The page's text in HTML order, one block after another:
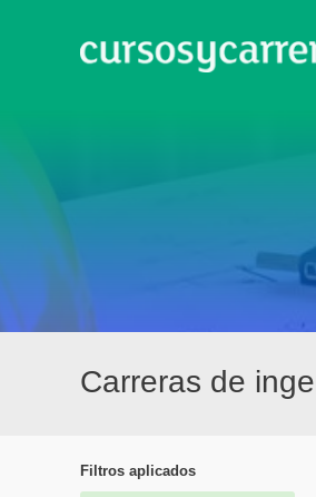
Carreras de
Filtros aplicados